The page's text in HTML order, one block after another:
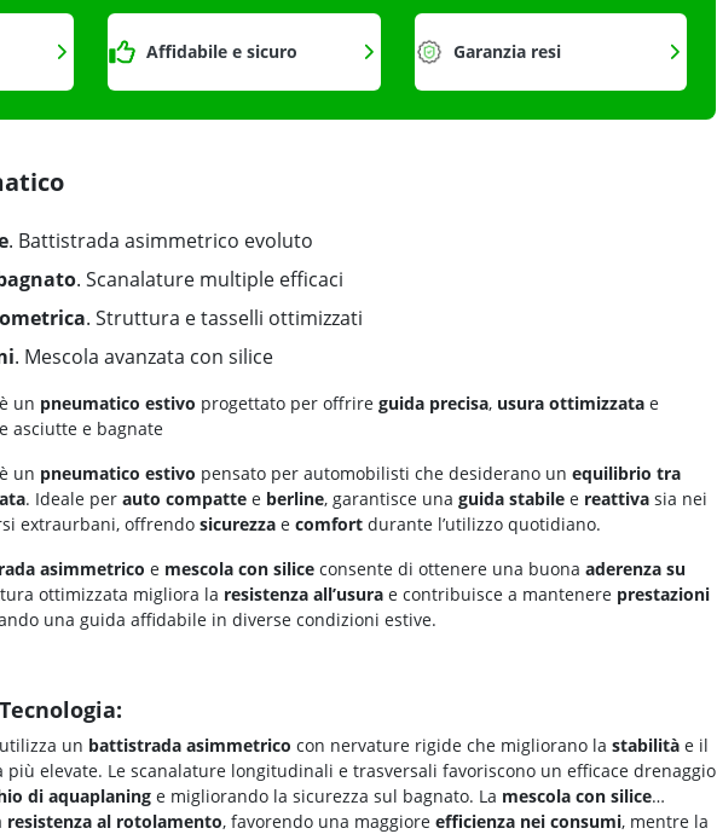
Affidabile e sicuro Garanzia resi
. Battistrada asimmetrico evoluto
. Scanalature multiple efficaci
. Struttura e tasselli ottimizzati
. Mescola avanzata con silice
è un pneumatico estivo progettato per offrire guida precisa, usura ottimizzata e
asciutte e bagnate
è un pneumatico estivo pensato per automobilisti che desiderano un equilibrio tra
. Ideale per auto compatte e berline, garantisce una guida stabile e reattiva sia nei
extraurbani, offrendo sicurezza e comfort durante l’utilizzo quotidiano.
asimmetrico e mescola con silice consente di ottenere una buona aderenza su
ottimizzata migliora la resistenza all’usura e contribuisce a mantenere prestazioni
una guida affidabile in diverse condizioni estive.
utilizza un battistrada asimmetrico con nervature rigide che migliorano la stabilità e il
più elevate. Le scanalature longitudinali e trasversali favoriscono un efficace drenaggio
di aquaplaning e migliorando la sicurezza sul bagnato. La mescola con silice
resistenza al rotolamento, favorendo una maggiore efficienza nei consumi, mentre la